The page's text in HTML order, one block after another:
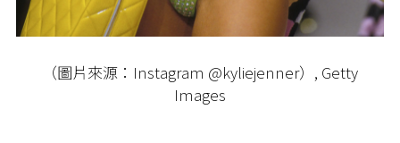
（圖片來源：Instagram @kyliejenner）, Getty
Images